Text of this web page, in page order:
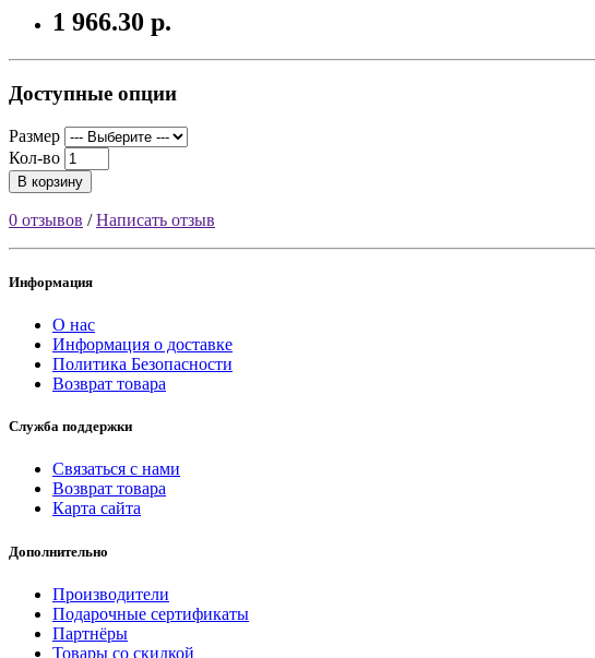
1 966.30 р.
Доступные опции
Размер
Кол-во
В корзину
0 отзывов /Написать отзыв
Информация
О нас
Информация о доставке
Политика Безопасности
Возврат товара
Служба поддержки
Связаться с нами
Возврат товара
Карта сайта
Дополнительно
Производители
Подарочные сертификаты
Партнёры
Товары со скидкой